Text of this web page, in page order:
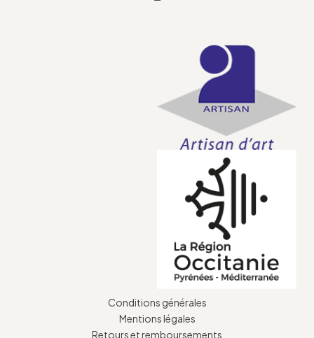
Conditions générales
Mentions légales
Retours et remboursements